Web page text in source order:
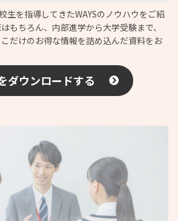
生を指導してきたWAYSのノウハウをご紹
もちろん、内部進学から大学受験まで、
だけのお得な情報を詰め込んだ資料をお
ダウンロードする